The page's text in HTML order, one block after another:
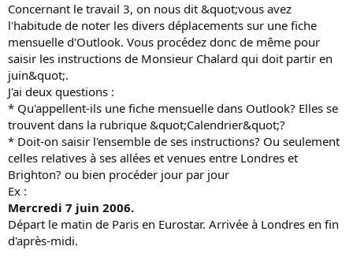
Concernant le travail 3, on nous dit &quot;vous avez
l'habitude de noter les divers déplacements sur une fiche
mensuelle d'Outlook. Vous procédez donc de même pour
saisir les instructions de Monsieur Chalard qui doit partir en
juin&quot;.
J'ai deux questions :
* Qu'appellent-ils une fiche mensuelle dans Outlook? Elles se
trouvent dans la rubrique &quot;Calendrier&quot;?
* Doit-on saisir l'ensemble de ses instructions? Ou seulement
celles relatives à ses allées et venues entre Londres et
Brighton? ou bien procéder jour par jour
Ex :
Mercredi 7 juin 2006.
Départ le matin de Paris en Eurostar. Arrivée à Londres en fin
d'après-midi.